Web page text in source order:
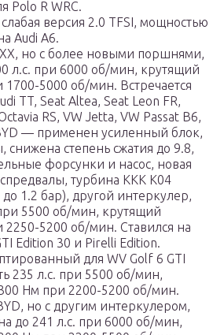
Polo R WRC.
версия 2.0 TFSI, мощностью
Audi A6.
но с более новыми поршнями,
л.с. при 6000 об/мин, крутящий
5000 об/мин. Встречается
TT, Seat Altea, Seat Leon FR,
RS, VW Jetta, VW Passat B6,
— применен усиленный блок,
степень сжатия до 9.8,
форсунки и насос, новая
турбина ККК К04
1.2 бар), другой интеркулер,
5500 об/мин, крутящий
5200 об/мин. Ставился на
Edition 30 и Pirelli Edition.
для WV Golf 6 GTI
235 л.с. при 5500 об/мин,
Нм при 2200-5200 об/мин.
но с другим интеркулером,
до 241 л.с. при 6000 об/мин,